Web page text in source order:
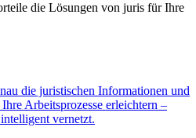
die Lösungen von juris für Ihre
die juristischen Informationen und
Arbeitsprozesse erleichtern –
vernetzt.